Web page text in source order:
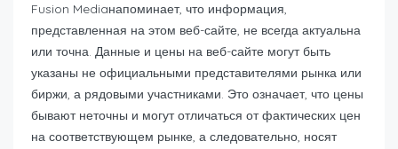
Fusion Mediaнапоминает, что информация,
представленная на этом веб-сайте, не всегда актуальна
или точна. Данные и цены на веб-сайте могут быть
указаны не официальными представителями рынка или
биржи, а рядовыми участниками. Это означает, что цены
бывают неточны и могут отличаться от фактических цен
на соответствующем рынке, а следовательно, носят